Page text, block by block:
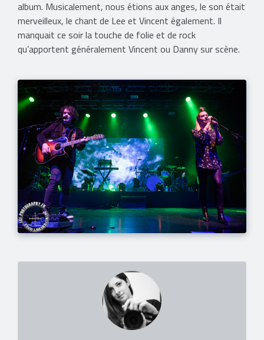
album. Musicalement, nous étions aux anges, le son était
merveilleux, le chant de Lee et Vincent également. Il
manquait ce soir la touche de folie et de rock
qu’apportent généralement Vincent ou Danny sur scène.